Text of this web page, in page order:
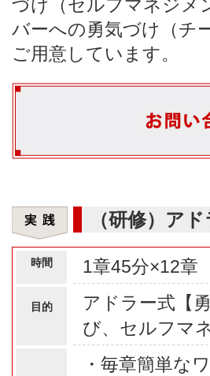
づけ（セルフマネジメ
バーへの勇気づけ（チ
ご用意しています。
（研修）ア
時間 1章45分×12章
目的
アドラー式【
び、セルフマ
・毎章簡単な